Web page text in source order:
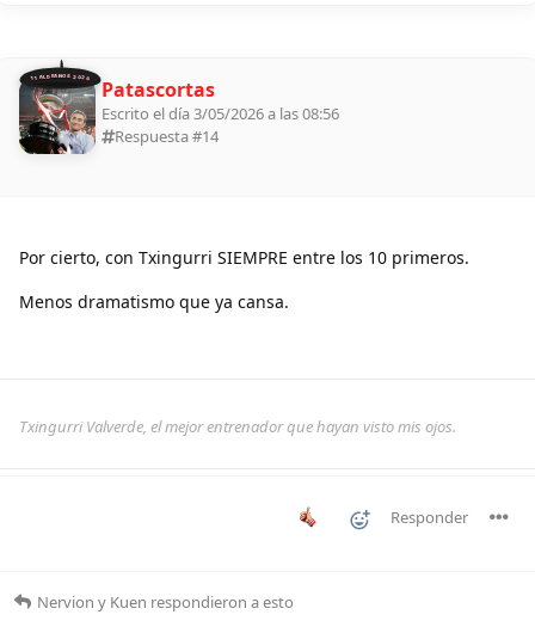
11 ALDEANOS 2026 Patascortas
Escrito el día 3/05/2026 a las 08:56
Respuesta #14
Por cierto, con Txingurri SIEMPRE entre los 10 primeros.
Menos dramatismo que ya cansa.
Txingurri Valverde, el mejor entrenador que hayan visto mis ojos.
Responder
Nervion y Kuen respondieron a esto